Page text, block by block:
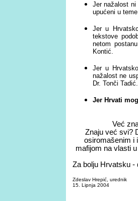
Jernažalost ni
upućeni u
Jer u
tekstove
netom
Kontić.
Jer u
nažalost ne
Dr. Tonči Tadić.
Jer Hrvati
Već
Znaju već svi?
osiromašenim i
mafijom na vlasti
Za bolju Hrvatsku -
Zdeslav Hrepić, urednik
15 . Lipnja 2004